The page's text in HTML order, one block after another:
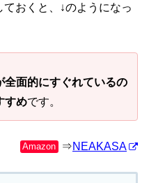
おくと、↓のようになっ
面的にすぐれているの
すめです。
Amazon ⇒NEAKASA